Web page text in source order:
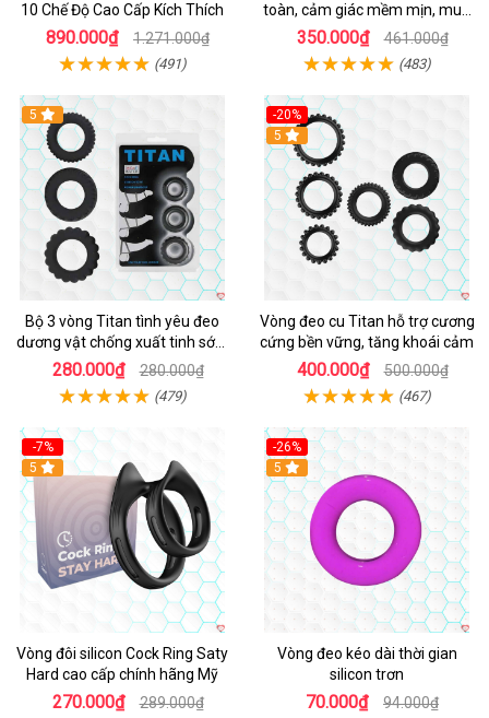
10 Chế Độ Cao Cấp Kích Thích
890.000₫ 1.271.000₫
(491)
toàn, cảm giác mềm mịn, mua
ngay
350.000₫ 461.000₫
(483)
5
Bộ 3 vòng Titan tình yêu đeo
dương vật chống xuất tinh sớm
chất liệu silicon y tế
280.000₫ 280.000₫
(479)
-20%
Hot
5
Vòng đeo cu Titan hỗ trợ cương
cứng bền vững, tăng khoái cảm
400.000₫ 500.000₫
(467)
-7%
5
Vòng đôi silicon Cock Ring Saty
Hard cao cấp chính hãng Mỹ
270.000₫ 289.000₫
-26%
5
Vòng đeo kéo dài thời gian
silicon trơn
70.000₫ 94.000₫